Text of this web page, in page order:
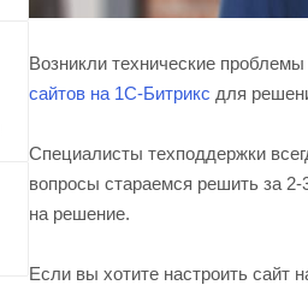
Возникли технические
сайтов на 1С-Битрикс для
Специалисты техподдержки
вопросы стараемся решить за
на решение.
Если вы хотите настроить сайт